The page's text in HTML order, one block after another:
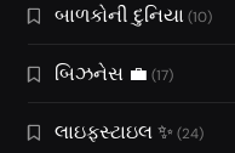
બાળકોની દુનિયા(10)
બિઝનેસ 💼 (17)
લાઇફસ્ટાઇલ ✨ (24)